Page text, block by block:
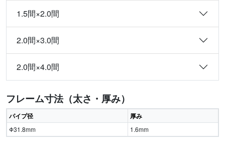
1.5間×2.0間
2.0間×3.0間
2.0間×4.0間
フレーム寸法（太さ・厚み）
パイプ径 厚み
Φ31.8mm 1.6mm